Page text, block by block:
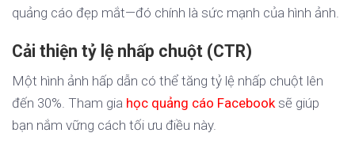
quảng cáo đẹp mắt—đó chính là sức mạnh của hình ảnh.
Cải thiện tỷ lệ nhấp chuột (CTR)
Một hình ảnh hấp dẫn có thể tăng tỷ lệ nhấp chuột lên
đến 30%. Tham gia học quảng cáo Facebooksẽ giúp
bạn nắm vững cách tối ưu điều này.